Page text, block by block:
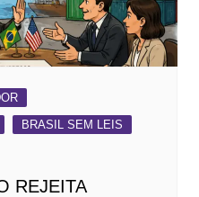
BRASIL SEM LEIS
REJEITA